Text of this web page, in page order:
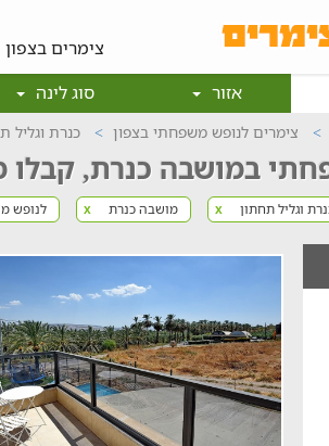
צימרים בצפון
אזור סוג לינה
צימרים לנופש משפחתי בצפון כנרת וגליל
במושבה כנרת,
x וגליל תחתון x מושבה כנרת לנופש